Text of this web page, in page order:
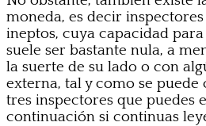
moneda, es decir
ineptos, cuya capacidad
suele ser bastante nula, a
la suerte de su lado o con
externa, tal y como se
tres inspectores que puedes
continuación si continuas